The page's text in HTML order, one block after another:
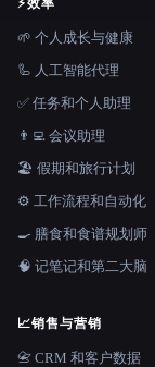
⚡效率
🌱 个人成长与健康
🦾 人工智能代理
✅ 任务和个人助理
👨‍💻 会议助理
🏖 假期和旅行计划
⚙️ 工作流程和自动化
🍳 膳食和食谱规划师
🧠 记笔记和第二大脑
📈销售与营销
📇 CRM 和客户数据